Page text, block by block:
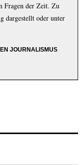
Fragen der Zeit. Zu
dargestellt oder unter
JOURNALISMUS